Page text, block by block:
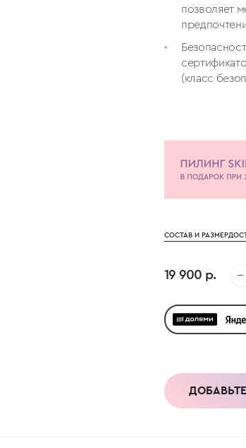
позволяет
(класс
СОСТАВ И РАЗМЕР
19 900 р.